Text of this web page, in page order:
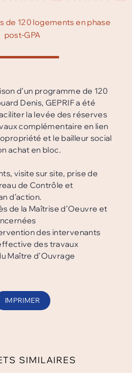
de 120 logements en phase
post-GPA
d’un programme de 120
Denis, GEPRIF a été
la levée des réserves
complémentaire en lien
et le bailleur social
achat en bloc.
visite sur site, prise de
de Contrôle et
d’action.
de la Maîtrise d’Oeuvre et
des intervenants
des travaux
Maître d’Ouvrage
IMPRIMER
SIMILAIRES